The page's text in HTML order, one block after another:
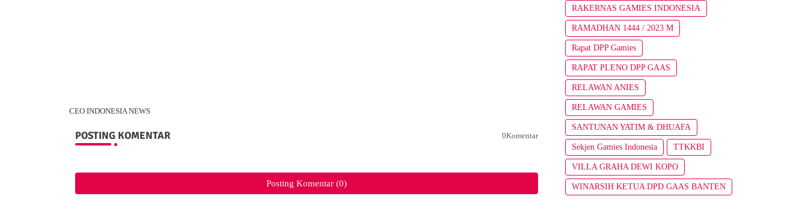
CEO INDONESIA NEWS
POSTING KOMENTAR 0Komentar
Posting Komentar (0)
RAKERNAS GAMIES INDONESIA
RAMADHAN 1444 / 2023 M
Rapat DPP Gamies
RAPAT PLENO DPP GAAS
RELAWAN ANIES
RELAWAN GAMIES
SANTUNAN YATIM & DHUAFA
Sekjen Gamies Indonesia TTKKBI
VILLA GRAHA DEWI KOPO
WINARSIH KETUA DPD GAAS BANTEN